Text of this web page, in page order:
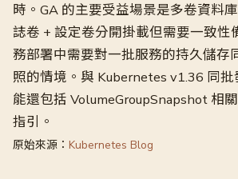
時。GA 的主要受益場景是多卷資料
誌卷 + 設定卷分開掛載但需要一致性
務部署中需要對一批服務的持久儲存
照的情境。與 Kubernetes v1.36 同
能還包括 VolumeGroupSnapshot 相
指引。
原始來源： Kubernetes Blog